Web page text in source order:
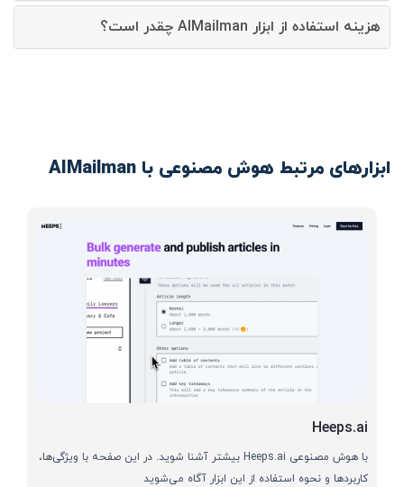
هزینه استفاده از ابزار AIMailman چقدر است؟
ابزارهای مرتبط هوش مصنوعی با AIMailman
Heeps.ai
با هوش مصنوعی Heeps.ai بیشتر آشنا شوید. در این صفحه با ویژگی‌ها،
کاربردها و نحوه استفاده از این ابزار آگاه می‌شوید